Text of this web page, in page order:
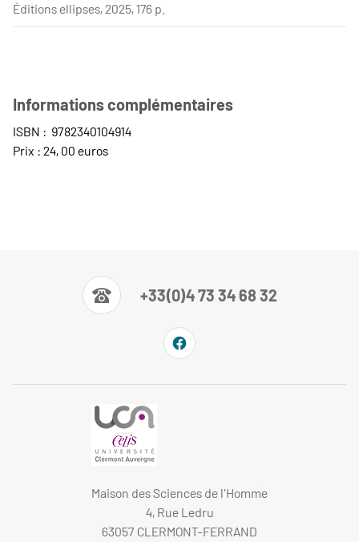
Éditions ellipses, 2025, 176 p.
Informations complémentaires
ISBN : 9782340104914
Prix : 24, 00 euros
+33(0)4 73 34 68 32
Maison des Sciences de l'Homme
4, Rue Ledru
63057 CLERMONT-FERRAND